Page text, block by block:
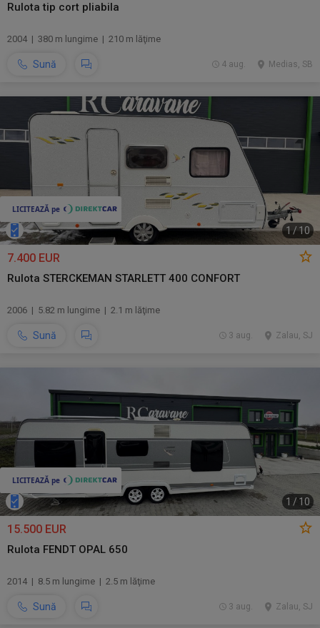
Rulota tip cort pliabila
2004 | 380 m lungime | 210 m lăţime
Sună Medias, SB
4 aug.
1 /10
7.400 EUR
Rulota STERCKEMAN STARLETT 400 CONFORT
2006 | 5.82 m lungime | 2.1 m lăţime
Sună Zalau, SJ
3 aug.
1 /10
15.500 EUR
Rulota FENDT OPAL 650
2014 | 8.5 m lungime | 2.5 m lăţime
Sună Zalau, SJ
3 aug.